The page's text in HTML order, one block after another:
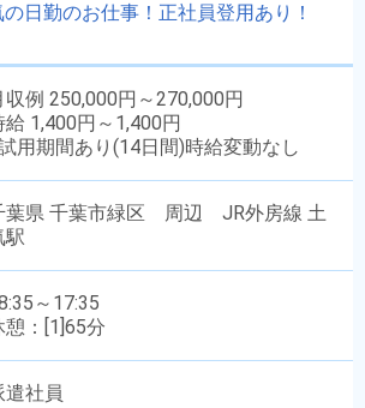
日勤のお仕事！正社員登用あり！
収例 250,000円～270,000円
給 1,400円～1,400円
用期間あり(14日間)時給変動なし
葉県 千葉市緑区 周辺 JR外房線 土
駅
～17:35
憩：[1]65分
遣社員